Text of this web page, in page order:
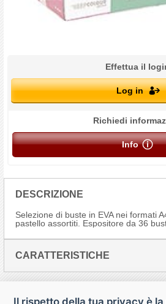
Effettua il
Log in
Richiedi
Info
DESCRIZIONE
Selezione di buste in EVA nei formati
pastello assortiti. Espositore da 36
CARATTERISTICHE
Il rispetto della tua privacy è